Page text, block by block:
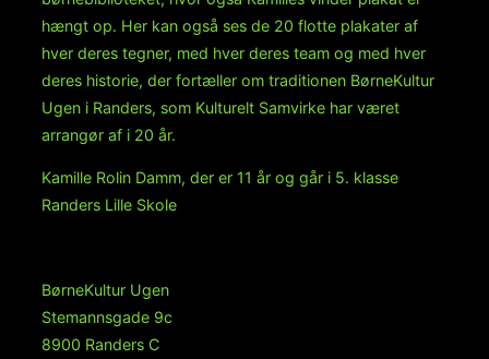
hængt op. Her kan også ses de 20 flotte plakater af
hver deres tegner, med hver deres team og med hver
deres historie, der fortæller om traditionen BørneKultur
Ugen i Randers, som Kulturelt Samvirke har været
arrangør af i 20 år.
Kamille Rolin Damm, der er 11 år og går i 5. klasse
Randers Lille Skole
BørneKultur Ugen
Stemannsgade 9c
8900 Randers C